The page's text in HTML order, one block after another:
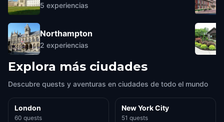
5 experiencias
Northampton
2 experiencias
Explora más ciudades
Descubre quests y aventuras en ciudades de todo el mundo
London
60 quests
New York City
51 quests